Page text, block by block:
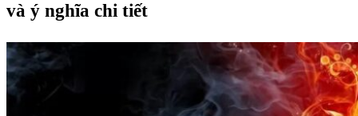
và ý nghĩa chi tiết